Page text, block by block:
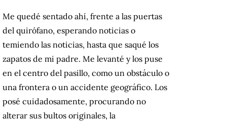
Me quedé sentado ahí, frente a las puertas
del quirófano, esperando noticias o
temiendo las noticias, hasta que saqué los
zapatos de mi padre. Me levanté y los puse
en el centro del pasillo, como un obstáculo o
una frontera o un accidente geográfico. Los
posé cuidadosamente, procurando no
alterar sus bultos originales, la